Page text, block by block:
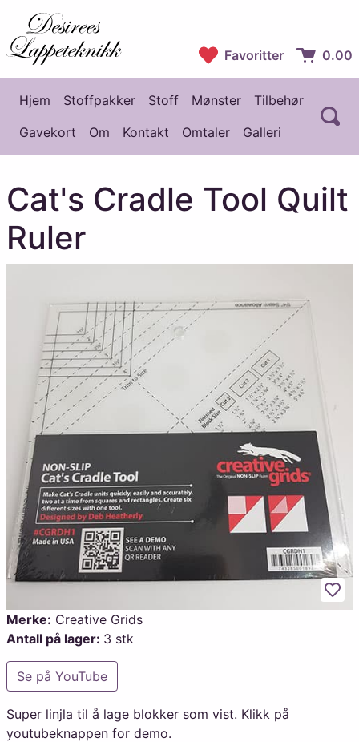
Desirees Lappeteknikk
Favoritter 0.00
Hovedmeny
Hjem Stoffpakker Stoff Mønster
Tilbehør
Gavekort
Om Kontakt Omtaler Galleri
Cat's Cradle Tool Quilt
Ruler
Merke: Creative Grids
Antall på lager: 3 stk
Se på YouTube
Super linjla til å lage blokker som vist. Klikk på
youtubeknappen for demo.